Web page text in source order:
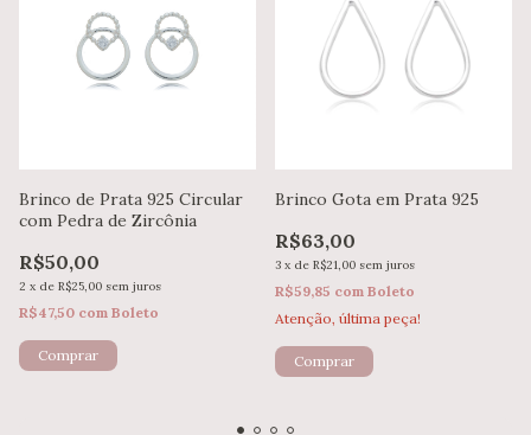
Brinco de Prata 925 Circular
com Pedra de Zircônia
R$50,00
2 x de R$25,00 sem juros
R$47,50 com Boleto
Brinco Gota em Prata 925
R$63,00
3 x de R$21,00 sem juros
R$59,85 com Boleto
Atenção, última peça!